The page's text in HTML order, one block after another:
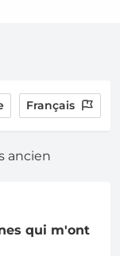
Français
ancien
qui m'ont